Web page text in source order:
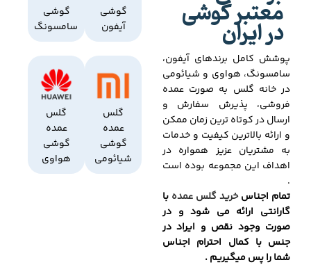
معتبر گوشی
در ایران
پوشش کامل برندهای آیفون،
سامسونگ، هواوی و شیائومی
در خانه گلس به صورت عمده
فروشی، پذیرش سفارش و
ارسال در کوتاه ترین زمان ممکن
و ارائه بالاترین کیفیت و خدمات
به مشتریان عزیز همواره در
اهداف این مجموعه بوده است
.
تمام اجناسخرید گلس عمده با
گارانتی ارائه می شود و در
صورت وجود نقص و ایراد در
جنس با کمال احترام اجناس
شما را پس میگیریم .
گوشی
آیفون
گوشی
سامسونگ
گلس
عمده
گوشی
شیائومی
گلس
عمده
گوشی
هواوی